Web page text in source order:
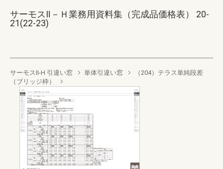
サーモスⅡ－Ｈ業務用資料集（完成品価格表） 20-
21(22-23)
サーモスII-H 引違い窓 単体引違い窓
（204）テラス単純段差
（ブリッジ枠）